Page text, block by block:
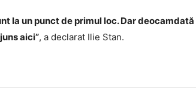
la un punct de primul loc. Dar
aici”, a declarat Ilie Stan.